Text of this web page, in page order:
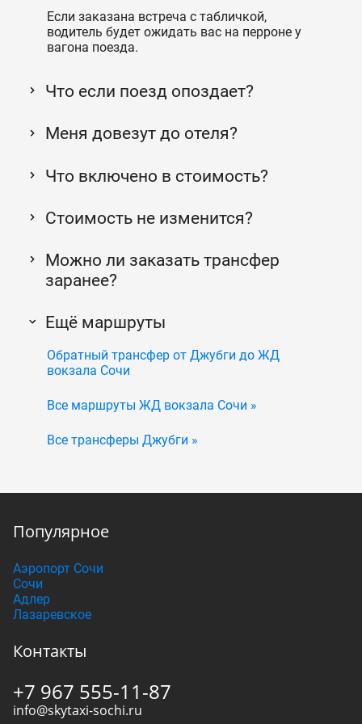
Если заказана встреча с табличкой,
водитель будет ожидать вас на перроне у
вагона поезда.
Что если поезд опоздает?
Меня довезут до отеля?
Что включено в стоимость?
Стоимость не изменится?
Можно ли заказать трансфер
заранее?
Ещё маршруты
Обратный трансфер от Джубги до ЖД
вокзала Сочи
Все маршруты ЖД вокзала Сочи »
Все трансферы Джубги »
Популярное
Аэропорт Сочи
Сочи
Адлер
Лазаревское
Контакты
+7 967 555-11-87
info@skytaxi-sochi.ru